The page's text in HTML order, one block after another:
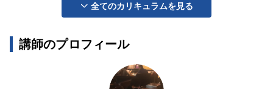
全てのカリキュラムを見る
講師のプロフィール